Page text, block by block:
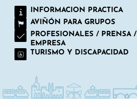
INFORMACION PRACTICA
AVIÑÓN PARA GRUPOS
PROFESIONALES / PRENSA /
EMPRESA
TURISMO Y DISCAPACIDAD